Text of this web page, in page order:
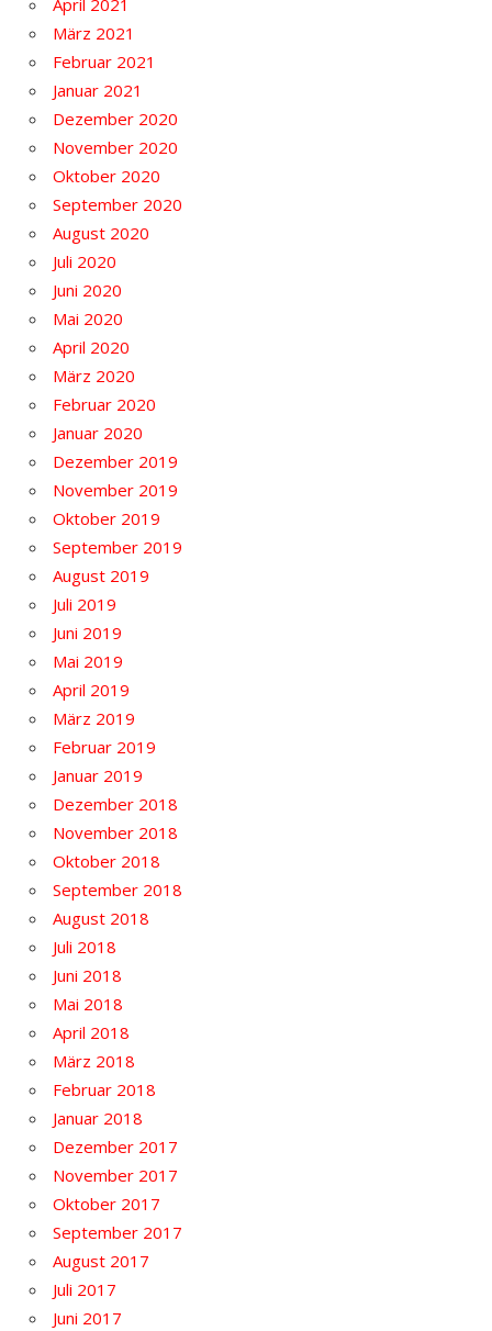
April 2021
März 2021
Februar 2021
Januar 2021
Dezember 2020
November 2020
Oktober 2020
September 2020
August 2020
Juli 2020
Juni 2020
Mai 2020
April 2020
März 2020
Februar 2020
Januar 2020
Dezember 2019
November 2019
Oktober 2019
September 2019
August 2019
Juli 2019
Juni 2019
Mai 2019
April 2019
März 2019
Februar 2019
Januar 2019
Dezember 2018
November 2018
Oktober 2018
September 2018
August 2018
Juli 2018
Juni 2018
Mai 2018
April 2018
März 2018
Februar 2018
Januar 2018
Dezember 2017
November 2017
Oktober 2017
September 2017
August 2017
Juli 2017
Juni 2017